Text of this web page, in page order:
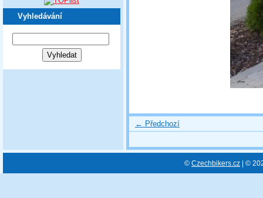
Vyhledávání
← Předchozí
© Czechbikers.cz | ©